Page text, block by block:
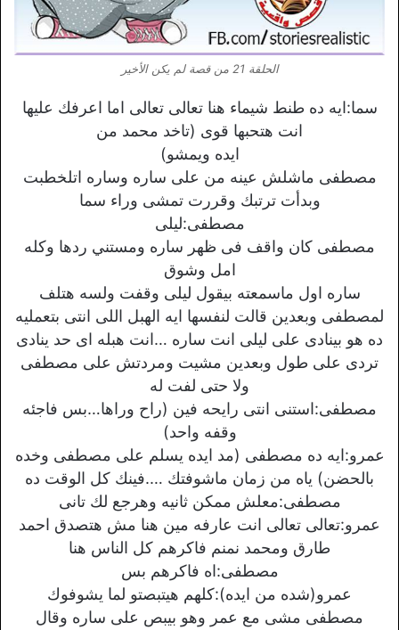
الحلقة 21 من قصة لم يكن الأخير
سما:ايه ده طنط شيماء هنا تعالى تعالى اما اعرفك عليها
انت هتحبها قوى (تاخد محمد من
ايده ويمشو)
مصطفى ماشلش عينه من على ساره وساره اتلخطبت
وبدأت ترتبك وقررت تمشى وراء سما
مصطفى:ليلى
مصطفى كان واقف فى ظهر ساره ومستني ردها وكله
امل وشوق
ساره اول ماسمعته بيقول ليلى وقفت ولسه هتلف
لمصطفى وبعدين قالت لنفسها ايه الهبل اللى انتى بتعمليه
ده هو بينادى على ليلى انت ساره …انت هبله اى حد ينادى
تردى على طول وبعدين مشيت ومردتش على مصطفى
ولا حتى لفت له
مصطفى:استنى انتى رايحه فين (راح وراها…بس فاجئه
وقفه واحد)
عمرو:ايه ده مصطفى (مد ايده يسلم على مصطفى وخده
بالحضن) ياه من زمان ماشوفتك ….فينك كل الوقت ده
مصطفى:معلش ممكن ثانيه وهرجع لك تانى
عمرو:تعالى تعالى انت عارفه مين هنا مش هتصدق احمد
طارق ومحمد نمنم فاكرهم كل الناس هنا
مصطفى:اه فاكرهم بس
عمرو(شده من ايده):كلهم هيتبصتو لما يشوفوك
مصطفى مشى مع عمر وهو بيبص على ساره وقال